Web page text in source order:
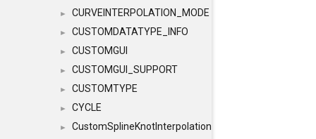
► CURVEINTERPOLATION_MODE
► CUSTOMDATATYPE_INFO
► CUSTOMGUI
► CUSTOMGUI_SUPPORT
► CUSTOMTYPE
► CYCLE
► CustomSplineKnotInterpolation